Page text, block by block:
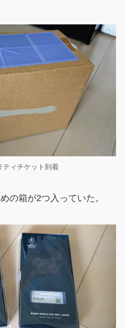
ティチケット到着
の箱が2つ入っていた。